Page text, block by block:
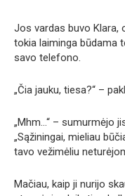
Jos vardas buvo Klara,
tokia laiminga būdama
savo telefono.
„Čia jauku, tiesa?“ –
„Mhm…“ – sumurmėjo
„Sąžiningai, mieliau
tavo vežimėliu
Mačiau, kaip ji nurijo